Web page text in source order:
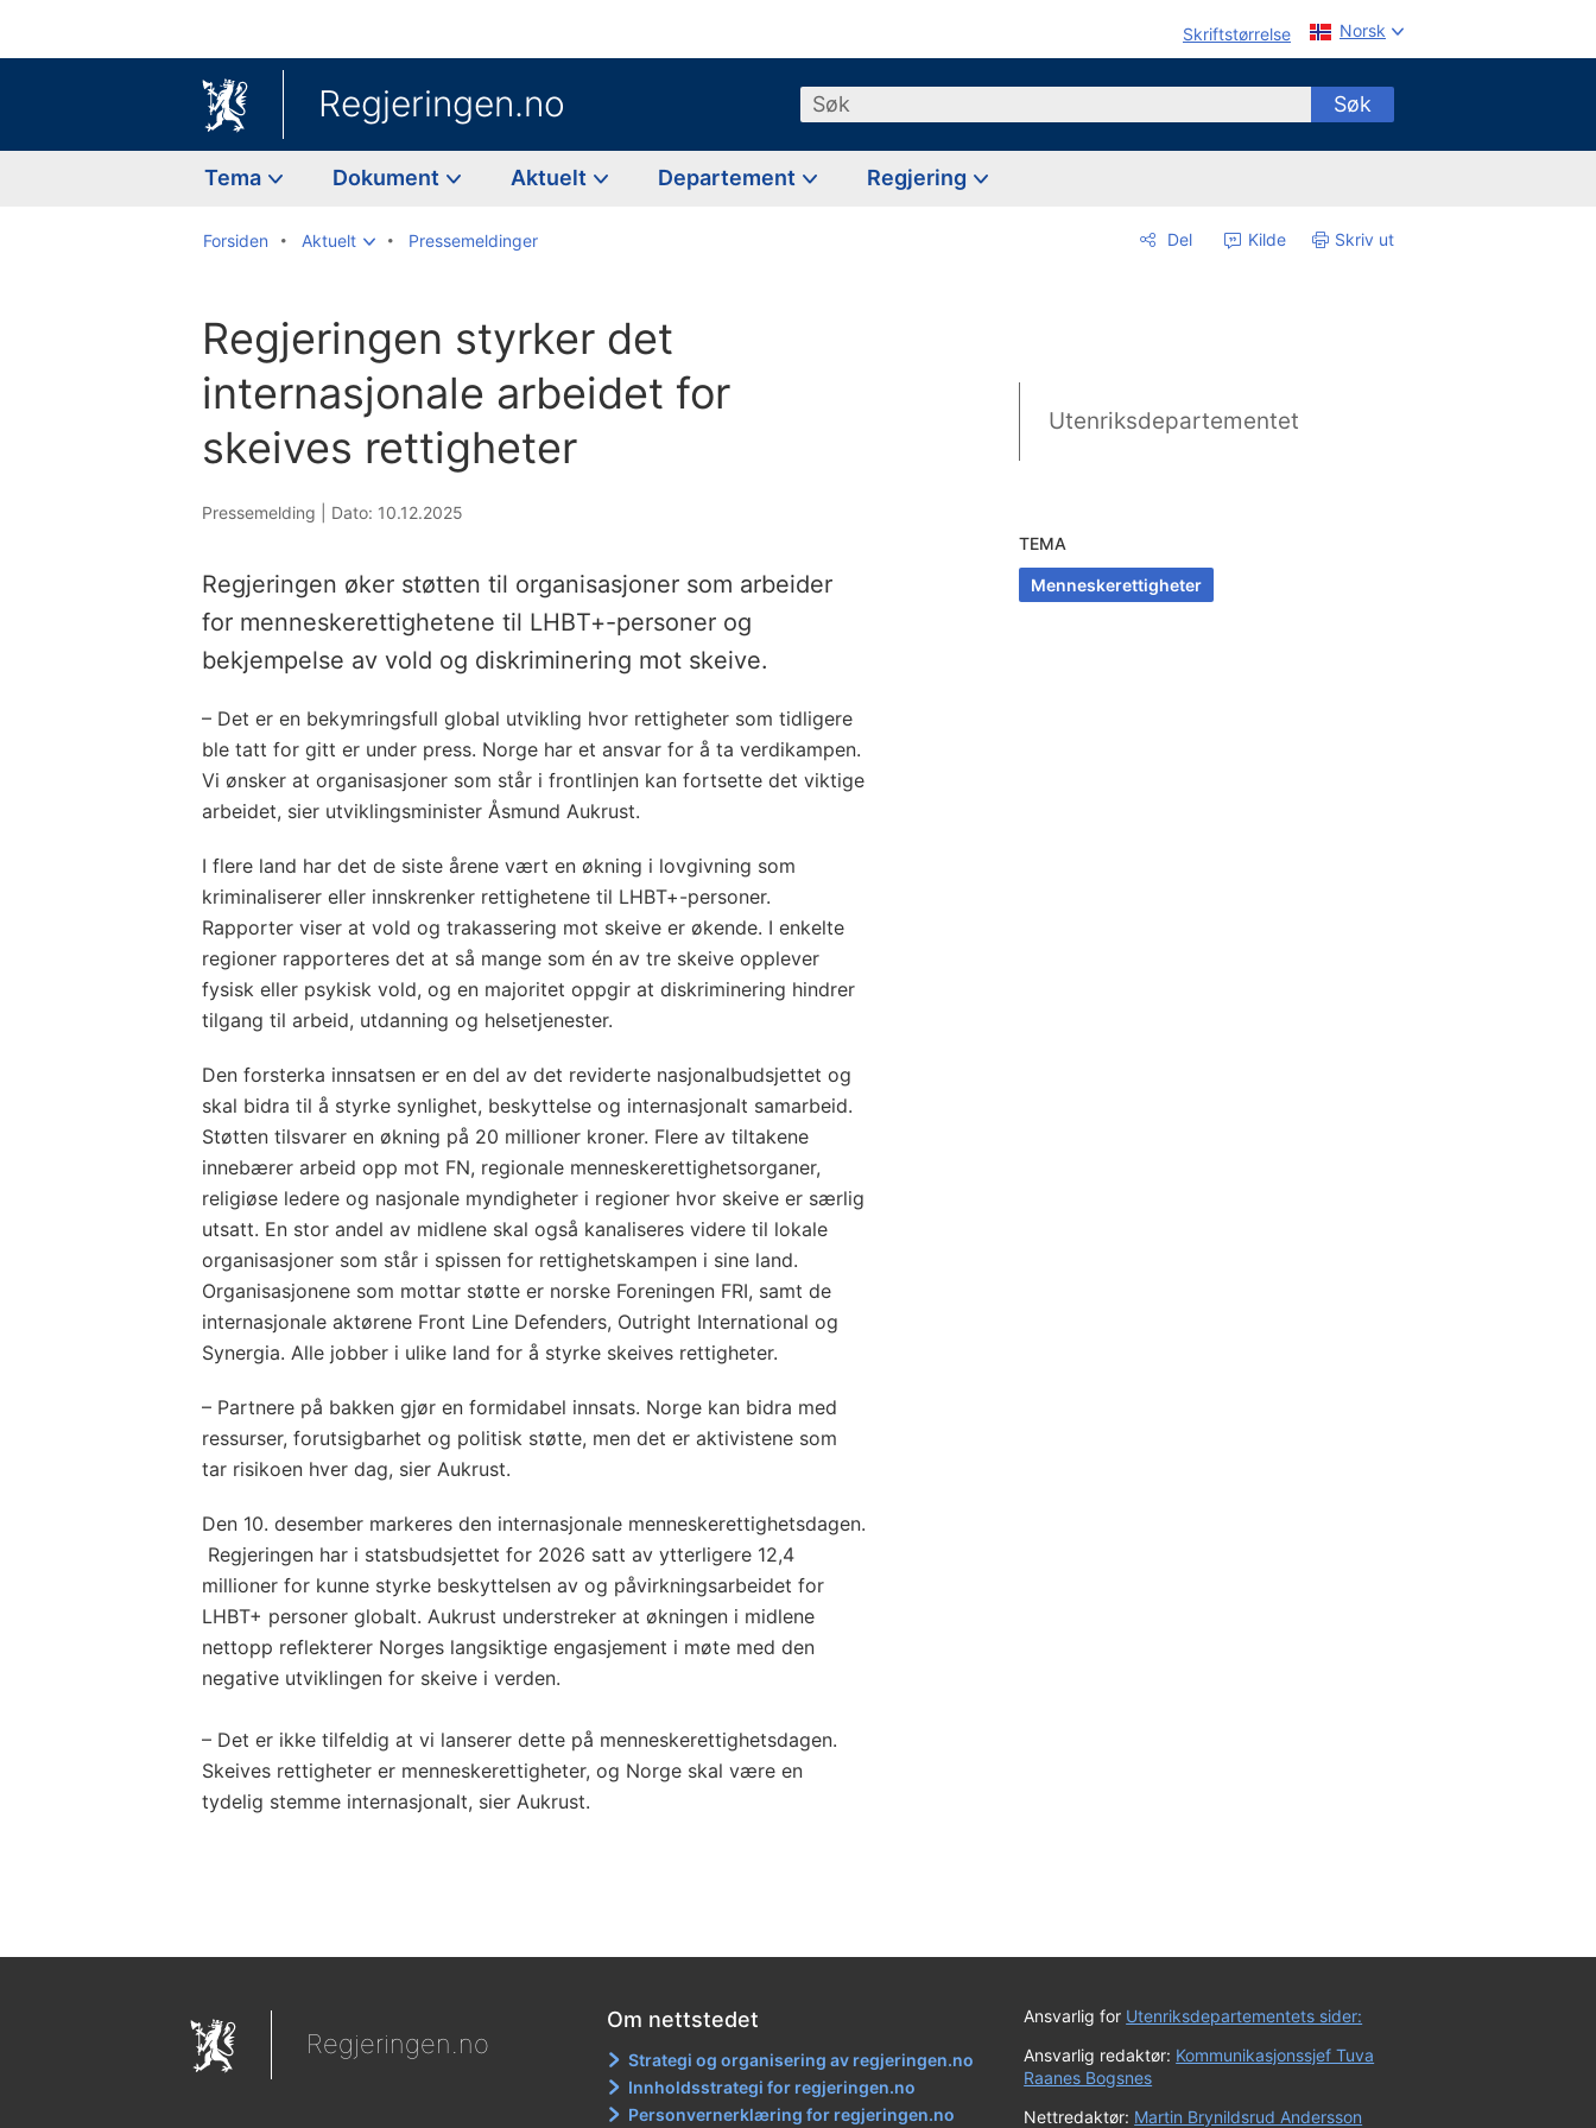
Skriftstørrelse Norsk
Regjeringen.no Søk Søk
Tema Dokument Aktuelt Departement Regjering
Forsiden Aktuelt Pressemeldinger Del Kilde Skriv ut
Regjeringen styrker det
internasjonale arbeidet for
skeives rettigheter
Pressemelding | Dato: 10.12.2025
Regjeringen øker støtten til organisasjoner som arbeider
for menneskerettighetene til LHBT+-personer og
bekjempelse av vold og diskriminering mot skeive.
– Det er en bekymringsfull global utvikling hvor rettigheter som tidligere
ble tatt for gitt er under press. Norge har et ansvar for å ta verdikampen.
Vi ønsker at organisasjoner som står i frontlinjen kan fortsette det viktige
arbeidet, sier utviklingsminister Åsmund Aukrust.
I flere land har det de siste årene vært en økning i lovgivning som
kriminaliserer eller innskrenker rettighetene til LHBT+-personer.
Rapporter viser at vold og trakassering mot skeive er økende. I enkelte
regioner rapporteres det at så mange som én av tre skeive opplever
fysisk eller psykisk vold, og en majoritet oppgir at diskriminering hindrer
tilgang til arbeid, utdanning og helsetjenester.
Den forsterka innsatsen er en del av det reviderte nasjonalbudsjettet og
skal bidra til å styrke synlighet, beskyttelse og internasjonalt samarbeid.
Støtten tilsvarer en økning på 20 millioner kroner. Flere av tiltakene
innebærer arbeid opp mot FN, regionale menneskerettighetsorganer,
religiøse ledere og nasjonale myndigheter i regioner hvor skeive er særlig
utsatt. En stor andel av midlene skal også kanaliseres videre til lokale
organisasjoner som står i spissen for rettighetskampen i sine land.
Organisasjonene som mottar støtte er norske Foreningen FRI, samt de
internasjonale aktørene Front Line Defenders, Outright International og
Synergia. Alle jobber i ulike land for å styrke skeives rettigheter.
– Partnere på bakken gjør en formidabel innsats. Norge kan bidra med
ressurser, forutsigbarhet og politisk støtte, men det er aktivistene som
tar risikoen hver dag, sier Aukrust.
Den 10. desember markeres den internasjonale menneskerettighetsdagen.
Regjeringen har i statsbudsjettet for 2026 satt av ytterligere 12,4
millioner for kunne styrke beskyttelsen av og påvirkningsarbeidet for
LHBT+ personer globalt. Aukrust understreker at økningen i midlene
nettopp reflekterer Norges langsiktige engasjement i møte med den
negative utviklingen for skeive i verden.
– Det er ikke tilfeldig at vi lanserer dette på menneskerettighetsdagen.
Skeives rettigheter er menneskerettigheter, og Norge skal være en
tydelig stemme internasjonalt, sier Aukrust.
Utenriksdepartementet
TEMA
Menneskerettigheter
Regjeringen.no
Om nettstedet
Strategi og organisering av regjeringen.no
Innholdsstrategi for regjeringen.no
Personvernerklæring for regjeringen.no
Ansvarlig for Utenriksdepartementets sider:
Ansvarlig redaktør: Kommunikasjonssjef Tuva
Raanes Bogsnes
Nettredaktør: Martin Brynildsrud Andersson